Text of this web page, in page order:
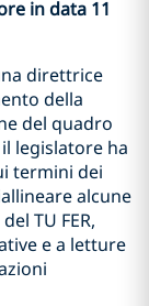
in data 11
direttrice
della
del quadro
legislatore ha
termini dei
alcune
TU FER,
e a letture